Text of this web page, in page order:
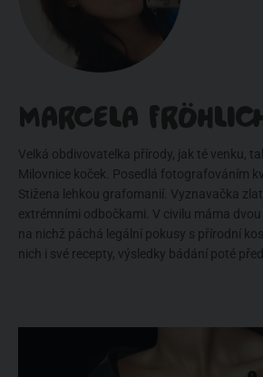
MARCELA
Velká obdivovatelka přírody, jak té venku,
Milovnice koček. Posedlá fotografováním
Stižena lehkou grafomanií. Vyznavačka
extrémními odbočkami. V civilu máma
na nichž páchá legální pokusy s přírodní
nich i své recepty, výsledky bádání poté